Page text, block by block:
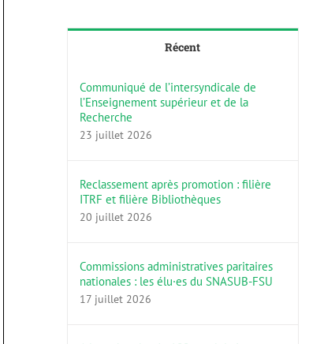
Récent
Communiqué de l’intersyndicale de
l’Enseignement supérieur et de la
Recherche
23 juillet 2026
Reclassement après promotion : filière
ITRF et filière Bibliothèques
20 juillet 2026
Commissions administratives paritaires
nationales : les élu·es du SNASUB-FSU
17 juillet 2026